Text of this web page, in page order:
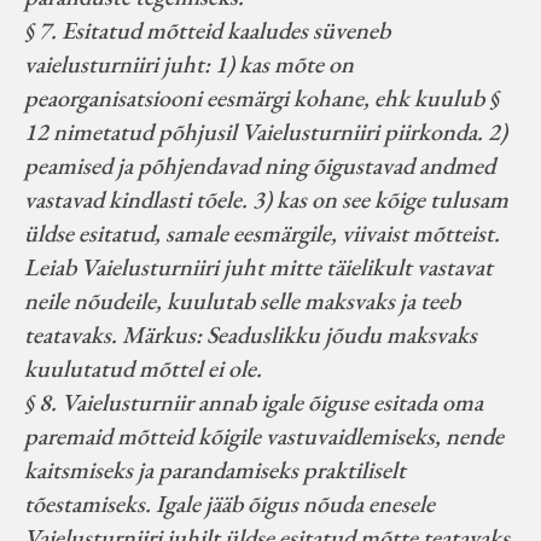
§ 7. Esitatud mõtteid kaaludes süveneb
vaielusturniiri juht: 1) kas mõte on
peaorganisatsiooni eesmärgi kohane, ehk kuulub §
12 nimetatud põhjusil Vaielusturniiri piirkonda. 2)
peamised ja põhjendavad ning õigustavad andmed
vastavad kindlasti tõele. 3) kas on see kõige tulusam
üldse esitatud, samale eesmärgile, viivaist mõtteist.
Leiab Vaielusturniiri juht mitte täielikult vastavat
neile nõudeile, kuulutab selle maksvaks ja teeb
teatavaks. Märkus: Seaduslikku jõudu maksvaks
kuulutatud mõttel ei ole.
§ 8. Vaielusturniir annab igale õiguse esitada oma
paremaid mõtteid kõigile vastuvaidlemiseks, nende
kaitsmiseks ja parandamiseks praktiliselt
tõestamiseks. Igale jääb õigus nõuda enesele